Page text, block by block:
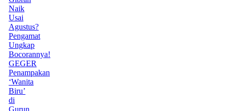
Naik
Usai
Agustus?
Pengamat
Ungkap
Bocorannya!
GEGER
Penampakan
‘Wanita
Biru’
di
Gurun